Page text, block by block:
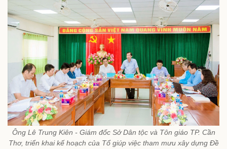
Ông Lê Trung Kiên - Giám đốc Sở Dân tộc và Tôn giáo TP. Cần
Thơ, triển khai kế hoạch của Tổ giúp việc tham mưu xây dựng Đề